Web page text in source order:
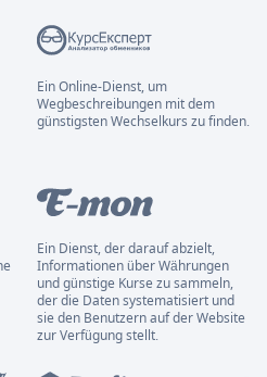
Ein Online-Dienst, um
Wegbeschreibungen mit dem
günstigsten Wechselkurs zu finden.
Ein Dienst, der darauf abzielt,
Informationen über Währungen
und günstige Kurse zu sammeln,
der die Daten systematisiert und
sie den Benutzern auf der Website
zur Verfügung stellt.